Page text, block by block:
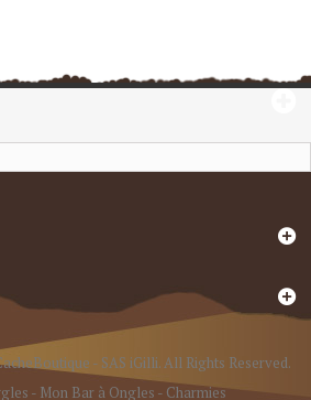
- SAS iGilli. All Rights Reserved.
- Mon Bar à Ongles - Charmies